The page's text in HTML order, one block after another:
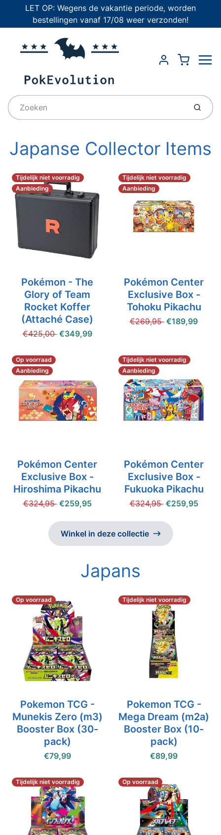
LET OP: Wegens de vakantie periode, worden
bestellingen vanaf 17/08 weer verzonden!
Account
Cart
Japanse Collector Items
Pokémon - The
Glory of Team
Rocket Koffer
(Attaché Case)
€425,00 €349,99
Aanbieding
Tijdelijk niet voorradig
Pokémon Center
Exclusive Box -
Tohoku Pikachu
€269,95 €189,99
Aanbieding
Tijdelijk niet voorradig
Pokémon Center
Exclusive Box -
Hiroshima Pikachu
€324,95 €259,95
Aanbieding
Op voorraad
Pokémon Center
Exclusive Box -
Fukuoka Pikachu
€324,95 €259,95
Aanbieding
Tijdelijk niet voorradig
Winkel in deze collectie
Japans
Pokemon TCG -
Munekis Zero (m3)
Booster Box (30-
pack)
€79,99
Op voorraad
Pokemon TCG -
Mega Dream (m2a)
Booster Box (10-
pack)
€89,99
Tijdelijk niet voorradig
Tijdelijk niet voorradig Op voorraad